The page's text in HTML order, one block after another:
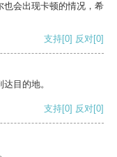
也会出现卡顿的情况，希
支持[0] 反对[0]
目的地。
支持[0] 反对[0]